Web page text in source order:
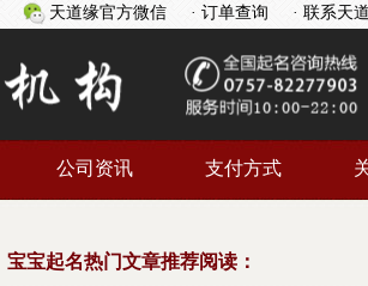
· 联系天
· 订单查询
天道缘官方微信
公司资讯 支付方式
宝宝起名热门文章推荐阅读：